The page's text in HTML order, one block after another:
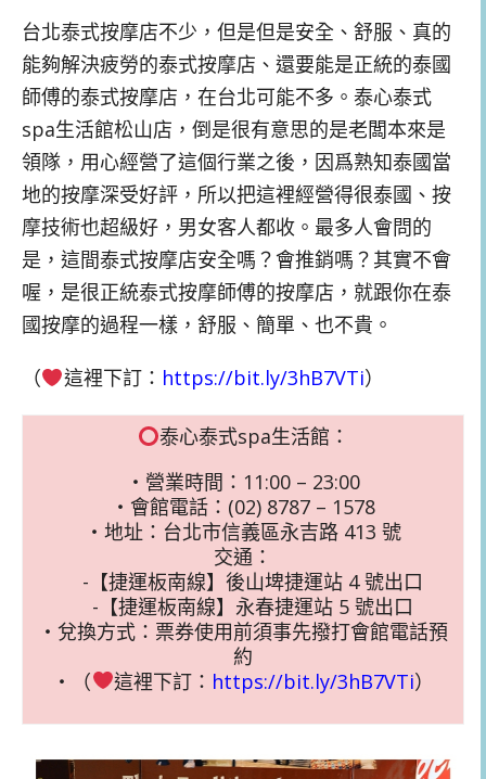
台北泰式按摩店不少，但是但是安全、舒服、真的
能夠解決疲勞的泰式按摩店、還要能是正統的泰國
師傅的泰式按摩店，在台北可能不多。泰心泰式
spa生活館松山店，倒是很有意思的是老闆本來是
領隊，用心經營了這個行業之後，因爲熟知泰國當
地的按摩深受好評，所以把這裡經營得很泰國、按
摩技術也超級好，男女客人都收。最多人會問的
是，這間泰式按摩店安全嗎？會推銷嗎？其實不會
喔，是很正統泰式按摩師傅的按摩店，就跟你在泰
國按摩的過程一樣，舒服、簡單、也不貴。
（ 這裡下訂： https://bit.ly/3hB7VTi）
泰心泰式spa生活館：
・營業時間：11:00 – 23:00
・會館電話：(02) 8787 – 1578
・地址：台北市信義區永吉路 413 號
交通：
-【捷運板南線】後山埤捷運站 4 號出口
-【捷運板南線】永春捷運站 5 號出口
・兌換方式：票券使用前須事先撥打會館電話預
約
・（
這裡下訂： https://bit.ly/3hB7VTi）